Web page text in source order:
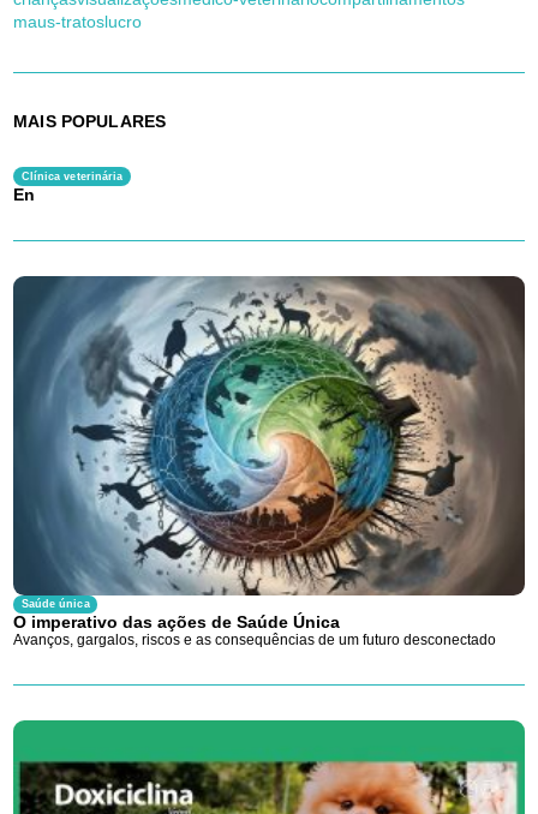
maus-tratos lucro
MAIS POPULARES
Clínica veterinária
En
Saúde única
O imperativo das ações de Saúde Única
Avanços, gargalos, riscos e as consequências de um futuro desconectado